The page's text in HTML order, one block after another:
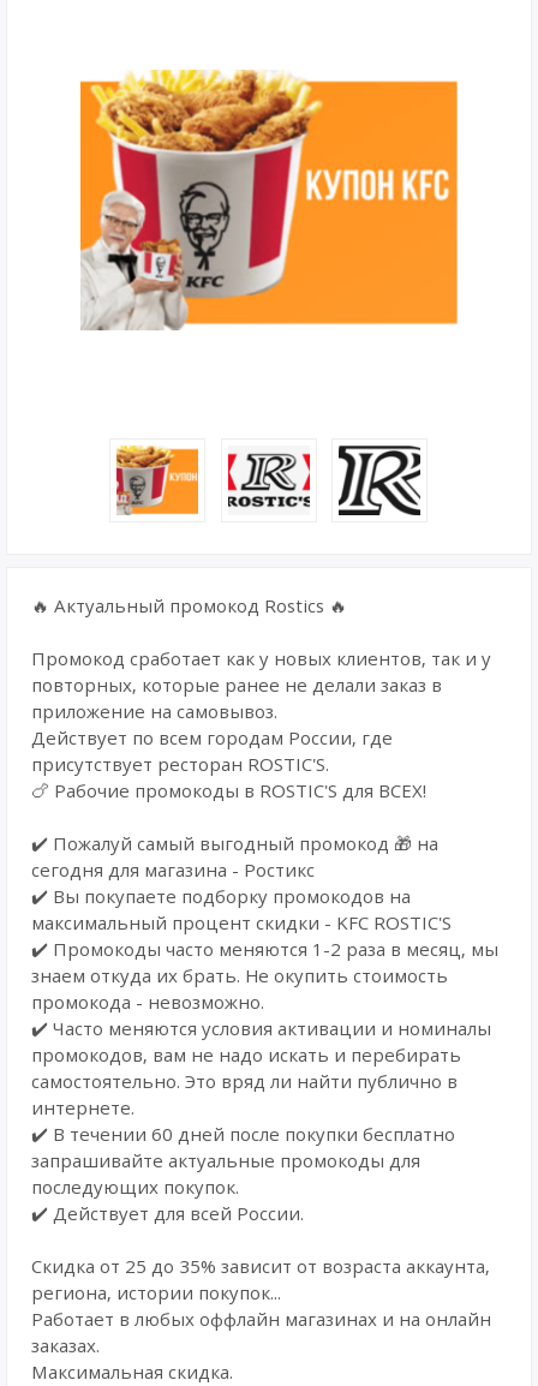
🔥 Актуальный промокод Rostics 🔥
Промокод сработает как у новых клиентов, так и у
повторных, которые ранее не делали заказ в
приложение на самовывоз.
Действует по всем городам России, где
присутствует ресторан ROSTIC'S.
🍗 Paбoчиe пpомокoды в RОSТIС'S для ВCЕX!
✔️ Пожалуй самый выгодный промокод 🎁 на
сегодня для магазина - Ростикс
✔️ Вы покупаете подборку промокодов на
максимальный процент скидки - KFC ROSTIC'S
✔️ Промокоды часто меняются 1-2 раза в месяц, мы
знаем откуда их брать. Не окупить стоимость
промокода - невозможно.
✔️ Часто меняются условия активации и номиналы
промокодов, вам не надо искать и перебирать
самостоятельно. Это вряд ли найти публично в
интернете.
✔️ В течении 60 дней после покупки бесплатно
запрашивайте актуальные промокоды для
последующих покупок.
✔️ Действует для всей России.
Скидка от 25 до 35% зависит от возраста аккаунта,
региона, истории покупок...
Работает в любых оффлайн магазинах и на онлайн
заказах.
Максимальная скидка.